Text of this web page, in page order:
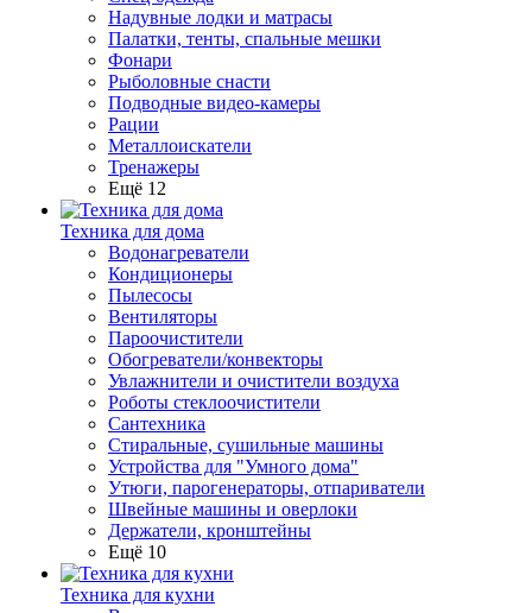
Надувные лодки и матрасы
Палатки, тенты, спальные мешки
Фонари
Рыболовные снасти
Подводные видео-камеры
Рации
Металлоискатели
Тренажеры
Ещё 12
Техника для дома
Водонагреватели
Кондиционеры
Пылесосы
Вентиляторы
Пароочистители
Обогреватели/конвекторы
Увлажнители и очистители воздуха
Роботы стеклоочистители
Сантехника
Стиральные, сушильные машины
Устройства для "Умного дома"
Утюги, парогенераторы, отпариватели
Швейные машины и оверлоки
Держатели, кронштейны
Ещё 10
Техника для кухни